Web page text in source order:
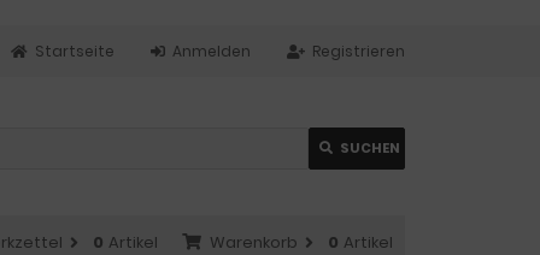
Registrieren
Anmelden
Startseite
SUCHEN
Warenkorb 0 Artikel
0 Artikel